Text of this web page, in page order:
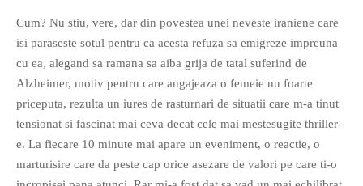
PAGINI
Clasicul „Despre mine…”
Contact
Cum? Nu stiu, vere, dar din povestea unei neveste iraniene care
isi paraseste sotul pentru ca acesta refuza sa emigreze impreuna
cu ea, alegand sa ramana sa aiba grija de tatal suferind de
Alzheimer, motiv pentru care angajeaza o femeie nu foarte
priceputa, rezulta un iures de rasturnari de situatii care m-a tinut
tensionat si fascinat mai ceva decat cele mai mestesugite thriller-
e. La fiecare 10 minute mai apare un eveniment, o reactie, o
marturisire care da peste cap orice asezare de valori pe care ti-o